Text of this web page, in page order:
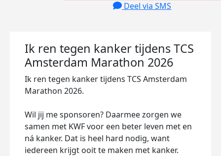
Deel via SMS
Ik ren tegen kanker tijdens TCS
Amsterdam Marathon 2026
Ik ren tegen kanker tijdens TCS Amsterdam
Marathon 2026.
Wil jij me sponsoren? Daarmee zorgen we
samen met KWF voor een beter leven met en
ná kanker. Dat is heel hard nodig, want
iedereen krijgt ooit te maken met kanker.